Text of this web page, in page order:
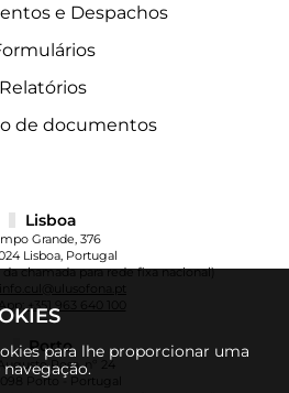
para lhe proporcionar uma
e Despachos
Relatórios
de documentos
Lisboa
Grande, 376
Lisboa, Portugal
chamada para rede fixa nacional)
info.cul@ulusofona.pt
+351 963 640 100
Porto
Rosa, nº 24
Porto - Portugal